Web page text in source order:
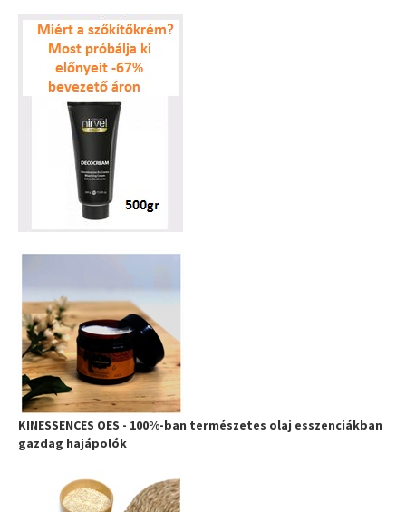
KINESSENCES OES - 100%-ban természetes olaj esszenciákban
gazdag hajápolók